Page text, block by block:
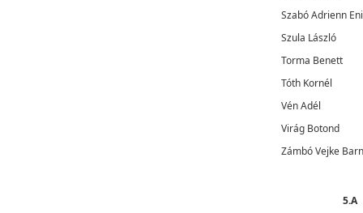
Szabó Adrienn
Szula László
Torma Benett
Tóth Kornél
Vén Adél
Virág Botond
Zámbó Vejke
5.A